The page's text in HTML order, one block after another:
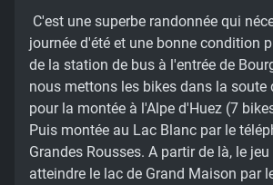
C'est une superbe randonnée qui
journée d'été et une bonne condition
de la station de bus à l'entrée de
nous mettons les bikes dans la soute
pour la montée à l'Alpe d'Huez (7
Puis montée au Lac Blanc par le
Grandes Rousses. A partir de là, le
atteindre le lac de Grand Maison par